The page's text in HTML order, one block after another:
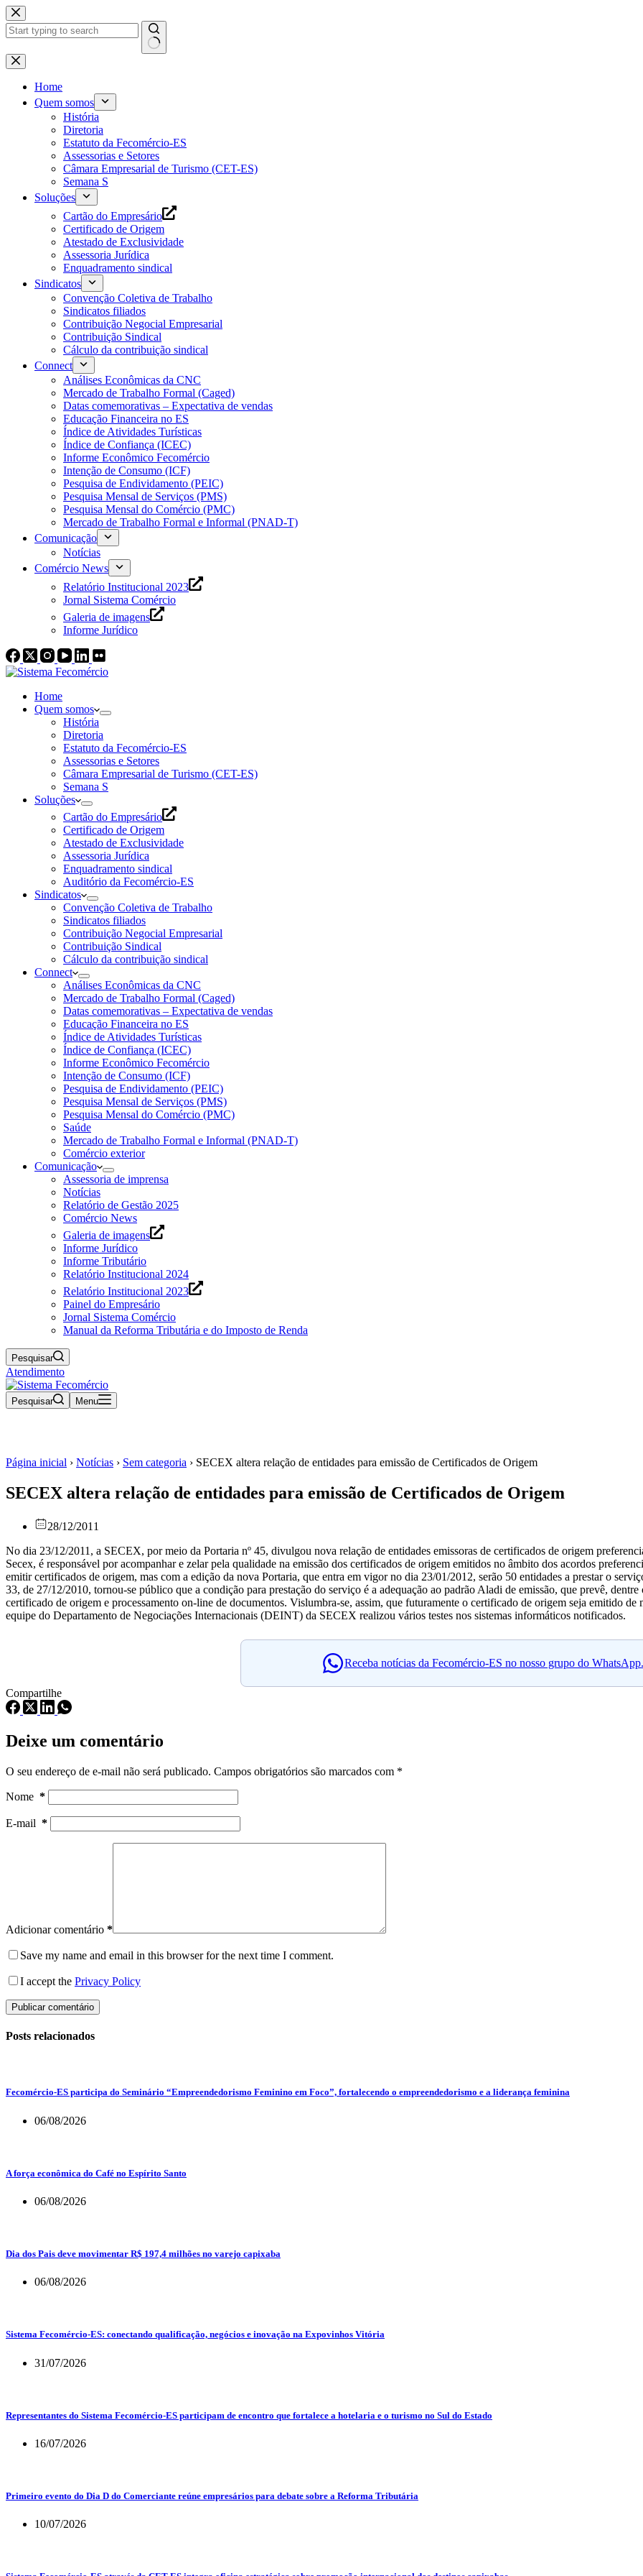
Pular
para
o
Home
Quem somos
História
Diretoria
Estatuto da Fecomércio-ES
Assessorias e Setores
Câmara Empresarial de Turismo (CET-ES)
Semana S
Soluções
Cartão do Empresário
Certificado de Origem
Atestado de Exclusividade
Assessoria Jurídica
Enquadramento sindical
Sindicatos
Convenção Coletiva de Trabalho
Sindicatos filiados
Contribuição Negocial Empresarial
Contribuição Sindical
Cálculo da contribuição sindical
Connect
Análises Econômicas da CNC
Mercado de Trabalho Formal (Caged)
Datas comemorativas – Expectativa de vendas
Educação Financeira no ES
Índice de Atividades Turísticas
Índice de Confiança (ICEC)
Informe Econômico Fecomércio
Intenção de Consumo (ICF)
Pesquisa de Endividamento (PEIC)
Pesquisa Mensal de Serviços (PMS)
Pesquisa Mensal do Comércio (PMC)
Mercado de Trabalho Formal e Informal (PNAD-T)
Comunicação
Notícias
Comércio News
Relatório Institucional 2023
Jornal Sistema Comércio
Galeria de imagens
Informe Jurídico
Home
Quem somos
História
Diretoria
Estatuto da Fecomércio-ES
Assessorias e Setores
Câmara Empresarial de Turismo (CET-ES)
Semana S
Soluções
Cartão do Empresário
Certificado de Origem
Atestado de Exclusividade
Assessoria Jurídica
Enquadramento sindical
Auditório da Fecomércio-ES
Sindicatos
Convenção Coletiva de Trabalho
Sindicatos filiados
Contribuição Negocial Empresarial
Contribuição Sindical
Cálculo da contribuição sindical
Connect
Análises Econômicas da CNC
Mercado de Trabalho Formal (Caged)
Datas comemorativas – Expectativa de vendas
Educação Financeira no ES
Índice de Atividades Turísticas
Índice de Confiança (ICEC)
Informe Econômico Fecomércio
Intenção de Consumo (ICF)
Pesquisa de Endividamento (PEIC)
Pesquisa Mensal de Serviços (PMS)
Pesquisa Mensal do Comércio (PMC)
Saúde
Mercado de Trabalho Formal e Informal (PNAD-T)
Comércio exterior
Comunicação
Assessoria de imprensa
Notícias
Relatório de Gestão 2025
Comércio News
Galeria de imagens
Informe Jurídico
Informe Tributário
Relatório Institucional 2024
Relatório Institucional 2023
Painel do Empresário
Jornal Sistema Comércio
Manual da Reforma Tributária e do Imposto de Renda
Pesquisar
Atendimento
Pesquisar Menu
Página inicial › Notícias › Sem categoria › SECEX altera relação de entidades para emissão de Certificados de Origem
SECEX altera relação de entidades para emissão de Certificados de Origem
28/12/2011
No dia 23/12/2011, a SECEX, por meio da Portaria nº 45, divulgou nova relação de entidades emissoras de certificados de origem
Secex, é responsável por acompanhar e zelar pela qualidade na emissão dos certificados de origem emitidos no âmbito dos acordos
emitir certificados de origem, mas com a edição da nova Portaria, que entra em vigor no dia 23/01/2012, serão 50 entidades a prestar o
33, de 27/12/2010, tornou-se público que a condição para prestação do serviço é a adequação ao padrão Aladi de emissão, que prevê,
certificado de origem e processamento on-line de documentos. Vislumbra-se, assim, que futuramente o certificado de origem seja emitido de
equipe do Departamento de Negociações Internacionais (DEINT) da SECEX realizou vários testes nos sistemas informáticos notificados.
Receba notícias da Fecomércio-ES no nosso grupo do WhatsApp.
Compartilhe
Deixe um comentário
O seu endereço de e-mail não será publicado. Campos obrigatórios são marcados com *
Nome *
E-mail *
Adicionar comentário *
Save my name and email in this browser for the next time I comment.
I accept the Privacy Policy
Publicar comentário
Posts relacionados
Fecomércio-ES participa do Seminário “Empreendedorismo Feminino em Foco”, fortalecendo o empreendedorismo e a liderança feminina
06/08/2026
A força econômica do Café no Espírito Santo
06/08/2026
Dia dos Pais deve movimentar R$ 197,4 milhões no varejo capixaba
06/08/2026
Sistema Fecomércio-ES: conectando qualificação, negócios e inovação na Expovinhos Vitória
31/07/2026
Representantes do Sistema Fecomércio-ES participam de encontro que fortalece a hotelaria e o turismo no Sul do Estado
16/07/2026
Primeiro evento do Dia D do Comerciante reúne empresários para debate sobre a Reforma Tributária
10/07/2026